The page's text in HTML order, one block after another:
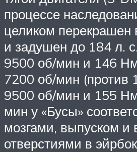
процессе
целиком перекрашен
и задушен до 184 л.
9500 об/мин и 146
7200 об/мин (против
9500 об/мин и 155
мин у «Бусы»
мозгами, выпуском и
отверстиями в